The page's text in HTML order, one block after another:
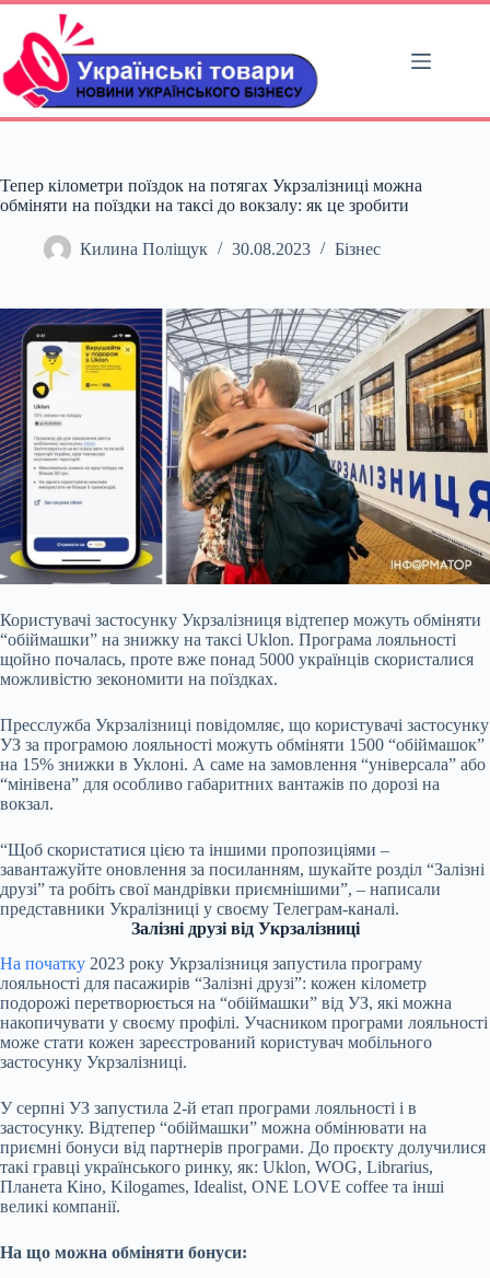
Перейти
вмісту
Тепер кілометри поїздок на потягах Укрзалізниці можна
обміняти на поїздки на таксі до вокзалу: як це зробити
Килина Поліщук 30.08.2023 Бізнес
Користувачі застосунку Укрзалізниця відтепер можуть обміняти
“обіймашки” на знижку на таксі Uklon. Програма лояльності
щойно почалась, проте вже понад 5000 українців скористалися
можливістю зекономити на поїздках.
Пресслужба Укрзалізниці повідомляє, що користувачі застосунку
УЗ за програмою лояльності можуть обміняти 1500 “обіймашок”
на 15% знижки в Уклоні. А саме на замовлення “універсала” або
“мінівена” для особливо габаритних вантажів по дорозі на
вокзал.
“Щоб скористатися цією та іншими пропозиціями –
завантажуйте оновлення за посиланням, шукайте розділ “Залізні
друзі” та робіть свої мандрівки приємнішими”, – написали
представники Укралізниці у своєму Телеграм-каналі.
Залізні друзі від Укрзалізниці
На початку 2023 року Укрзалізниця запустила програму
лояльності для пасажирів “Залізні друзі”: кожен кілометр
подорожі перетворюється на “обіймашки” від УЗ, які можна
накопичувати у своєму профілі. Учасником програми лояльності
може стати кожен зареєстрований користувач мобільного
застосунку Укрзалізниці.
У серпні УЗ запустила 2-й етап програми лояльності і в
застосунку. Відтепер “обіймашки” можна обмінювати на
приємні бонуси від партнерів програми. До проєкту долучилися
такі гравці українського ринку, як: Uklon, WOG, Librarius,
Планета Кіно, Kilogames, Idealist, ONE LOVE coffee та інші
великі компанії.
На що можна обміняти бонуси: